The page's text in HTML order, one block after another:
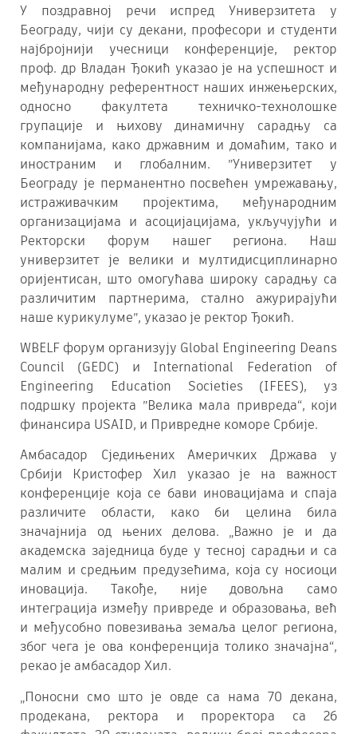
У поздравној речи испред Универзитета у
Београду, чији су декани, професори и студенти
најбројнији учесници конференције, ректор
проф. др Владан Ђокић указао је на успешност и
међународну референтност наших инжењерских,
односно факултета техничко-технолошке
групације и њихову динамичну сарадњу са
компанијама, како државним и домаћим, тако и
иностраним и глобалним. ”Универзитет у
Београду је перманентно посвећен умрежавању,
истраживачким пројектима, међународним
организацијама и асоцијацијама, укључујући и
Ректорски форум нашег региона. Наш
универзитет је велики и мултидисциплинарно
оријентисан, што омогућава широку сарадњу са
различитим партнерима, стално ажурирајући
наше курикулуме”, указао је ректор Ђокић.
WBELF форум организују Global Engineering Deans
Council (GEDC) и International Federation of
Engineering Education Societies (IFEES), уз
подршку пројекта ”Велика мала привреда“, који
финансира USAID, и Привредне коморе Србије.
Амбасадор Сједињених Америчких Држава у
Србији Кристофер Хил указао је на важност
конференције која се бави иновацијама и спаја
различите области, како би целина била
значајнија од њених делова. „Важно је и да
академска заједница буде у тесној сарадњи и са
малим и средњим предузећима, која су носиоци
иновација. Такође, није довољна само
интеграција између привреде и образовања, већ
и међусобно повезивања земаља целог региона,
због чега је ова конференција толико значајна“,
рекао је амбасадор Хил.
„Поносни смо што је овде са нама 70 декана,
продекана, ректора и проректора са 26